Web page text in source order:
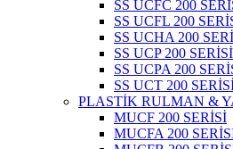
SS UCFC 200
SS UCFL 200
SS UCHA 200
SS UCP 200 SERİSİ
SS UCPA 200
SS UCT 200
PLASTİK RULMAN &
MUCF 200 SERİSİ
MUCFA 200